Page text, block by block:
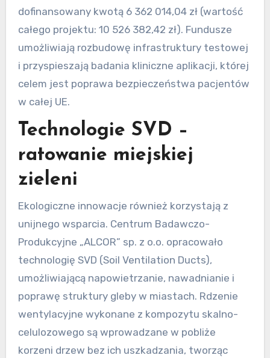
dofinansowany kwotą 6 362 014,04 zł (wartość
całego projektu: 10 526 382,42 zł). Fundusze
umożliwiają rozbudowę infrastruktury testowej
i przyspieszają badania kliniczne aplikacji, której
celem jest poprawa bezpieczeństwa pacjentów
w całej UE.
Technologie SVD –
ratowanie miejskiej
zieleni
Ekologiczne innowacje również korzystają z
unijnego wsparcia. Centrum Badawczo-
Produkcyjne „ALCOR” sp. z o.o. opracowało
technologię SVD (Soil Ventilation Ducts),
umożliwiającą napowietrzanie, nawadnianie i
poprawę struktury gleby w miastach. Rdzenie
wentylacyjne wykonane z kompozytu skalno-
celulozowego są wprowadzane w pobliże
korzeni drzew bez ich uszkadzania, tworząc